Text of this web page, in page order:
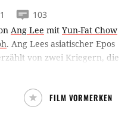
103
Ang Lee mit Yun-Fat Chow
. Ang Lees asiatischer Epos
von zwei Kriegern, die
FILM VORMERKEN